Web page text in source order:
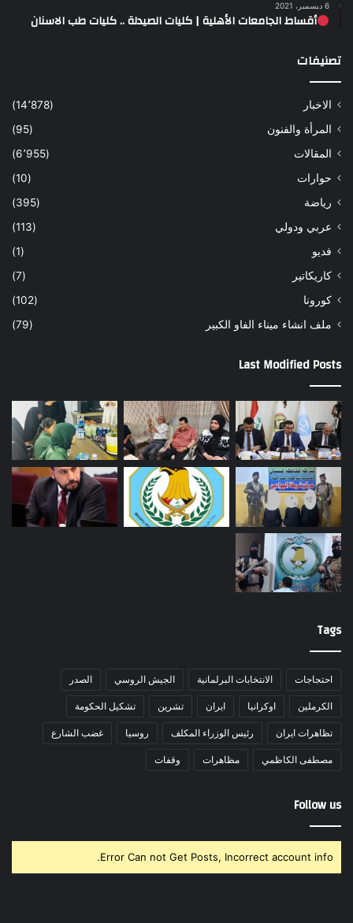
6 ديسمبر، 2021
أقساط الجامعات الأهلية | كليات الصيدلة .. كليات طب الاسنان
تصنيفات
الاخبار
(14٬878)
المرأة والفنون
(95)
المقالات
(6٬955)
حوارات
(10)
رياضة
(395)
عربي ودولي
(113)
فديو
(1)
كاريكاتير
(7)
كورونا
(102)
ملف انشاء ميناء الفاو الكبير
(79)
Last Modified Posts
Tags
احتجاجات الانتخابات البرلمانية الجيش الروسي الصدر
الكرملين اوكرانيا ايران تشرين تشكيل الحكومة
تظاهرات ايران رئيس الوزراء المكلف روسيا غضب الشارع
مصطفى الكاظمي مظاهرات وقفات
Follow us
Error Can not Get Posts, Incorrect account info.